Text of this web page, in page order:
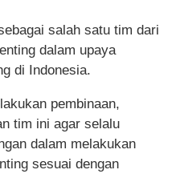
salah satu tim dari
dalam upaya
di Indonesia.
pembinaan,
tim ini agar selalu
dalam melakukan
sesuai dengan